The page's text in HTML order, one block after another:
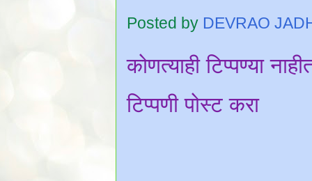
Posted by DEVRAO
कोणत्याही टिप्पण्‍या
टिप्पणी पोस्ट करा